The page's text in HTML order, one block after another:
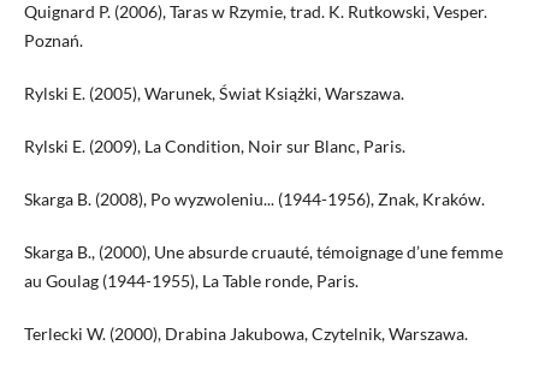
Quignard P. (2006), Taras w Rzymie, trad. K. Rutkowski, Vesper.
Poznań.
Rylski E. (2005), Warunek, Świat Książki, Warszawa.
Rylski E. (2009), La Condition, Noir sur Blanc, Paris.
Skarga B. (2008), Po wyzwoleniu... (1944-1956), Znak, Kraków.
Skarga B., (2000), Une absurde cruauté, témoignage d’une femme
au Goulag (1944-1955), La Table ronde, Paris.
Terlecki W. (2000), Drabina Jakubowa, Czytelnik, Warszawa.